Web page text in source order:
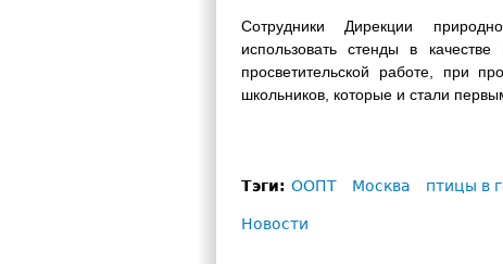
Сотрудники Дирекции
использовать стенды в
просветительской работе, при
школьников, которые и стали
Тэги: ООПТ Москва птицы в
Новости